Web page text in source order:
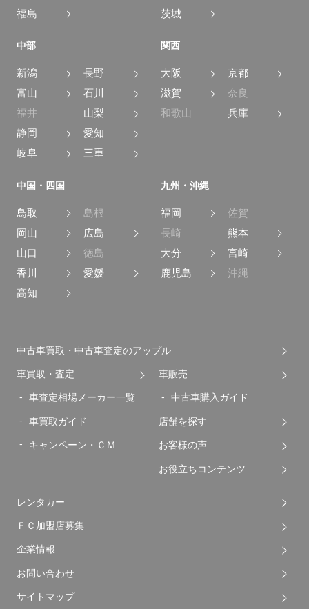
福島
茨城
中部
新潟
長野
富山
石川
福井
山梨
静岡
愛知
岐阜
三重
関西
大阪
京都
滋賀
奈良
和歌山
兵庫
中国・四国
鳥取
島根
岡山
広島
山口
徳島
香川
愛媛
高知
九州・沖縄
福岡
佐賀
長崎
熊本
大分
宮崎
鹿児島
沖縄
中古車買取・中古車査定のアップル
車買取・査定
車査定相場メーカー一覧
車買取ガイド
キャンペーン・ＣＭ
車販売
中古車購入ガイド
店舗を探す
お客様の声
お役立ちコンテンツ
レンタカー
ＦＣ加盟店募集
企業情報
お問い合わせ
サイトマップ